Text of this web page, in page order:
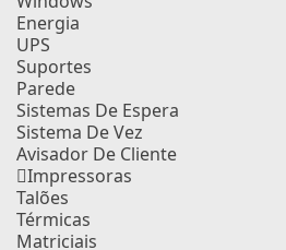
Energia
UPS
Suportes
Parede
Sistemas De Espera
Sistema De Vez
Avisador De Cliente
Impressoras
Talões
Térmicas
Matriciais